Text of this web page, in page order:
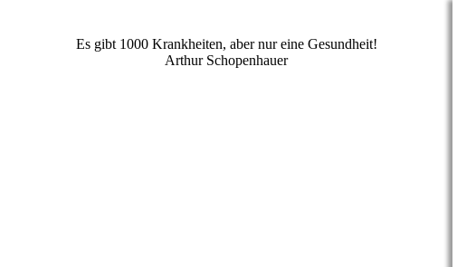
Es gibt 1000 Krankheiten, aber nur eine Gesundheit!
Arthur Schopenhauer